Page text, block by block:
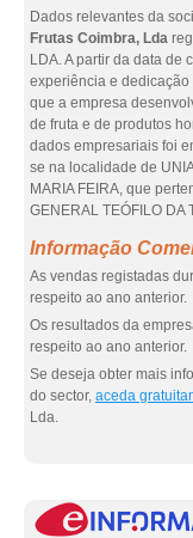
Dados relevantes da
Frutas Coimbra, Lda
LDA. A partir da data de
experiência e dedicação
que a empresa
de fruta e de produtos
dados empresariais foi
se na localidade de
MARIA FEIRA, que
GENERAL TEÓFILO
Informação
As vendas registadas
respeito ao ano anterior.
Os resultados da
respeito ao ano anterior.
Se deseja obter mais
do sector, aceda
Lda.